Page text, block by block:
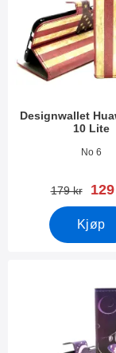
Designwallet
10 Lite
Varenummer 25276
No 6
gammel
179 kr ny
Kjøp
Merk designwallet